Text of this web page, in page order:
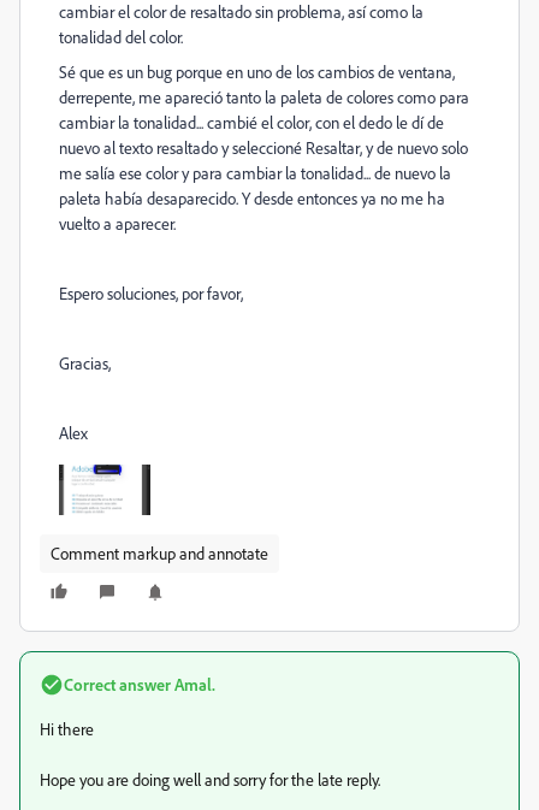
cambiar el color de resaltado sin problema, así como la
tonalidad del color.
Sé que es un bug porque en uno de los cambios de ventana,
derrepente, me apareció tanto la paleta de colores como para
cambiar la tonalidad... cambié el color, con el dedo le dí de
nuevo al texto resaltado y seleccioné Resaltar, y de nuevo solo
me salía ese color y para cambiar la tonalidad... de nuevo la
paleta había desaparecido. Y desde entonces ya no me ha
vuelto a aparecer.
Espero soluciones, por favor,
Gracias,
Alex
Comment markup and annotate
Correct answerAmal.
Hi there
Hope you are doing well and sorry for the late reply.